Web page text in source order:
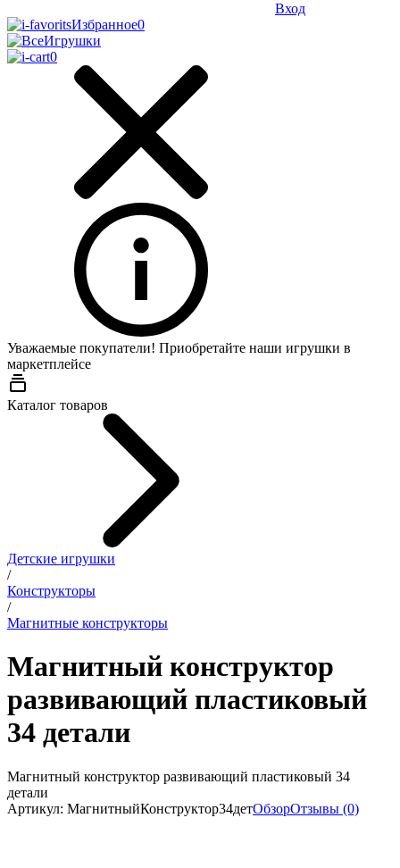
Вход
Избранное0
0
Уважаемые покупатели! Приобретайте наши игрушки в
маркетплейсе
Каталог товаров
Детские игрушки
/
Конструкторы
/
Магнитные конструкторы
Магнитный конструктор
развивающий пластиковый
34 детали
Магнитный конструктор развивающий пластиковый 34
детали
Артикул: МагнитныйКонструктор34детОбзорОтзывы (0)